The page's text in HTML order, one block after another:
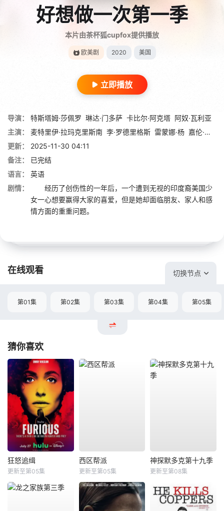
好想做一次第一季
本片由茶杯狐cupfox提供播放
欧美剧 2020 美国
立即播放
导演： 特斯塔姆·莎佩罗 琳达·门多萨 卡比尔·阿克塔 阿奴·瓦利亚
主演：
麦特里伊·拉玛克里斯南 李·罗德里格斯 雷蒙娜·杨 嘉伦·李维森
更新：
2025-11-30 04:11
备注：
已完结
语言：
英语
剧情：
经历了创伤性的一年后，一个遭到无视的印度裔美国少
女一心想要赢得大家的喜爱，但是她却面临朋友、家人和感
情方面的重重问题。
在线观看 切换节点
第01集 第02集 第03集 第04集 第05集
猜你喜欢
狂怒追缉
更新至第05集
西区帮派
更新至第05集
神探默多克第十九季
更新至第08集